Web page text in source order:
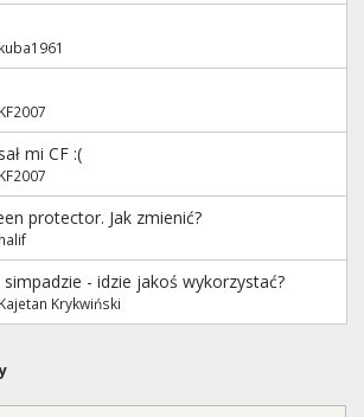
kuba1961
KF2007
mi CF :(
KF2007
protector. Jak zmienić?
halif
- idzie jakoś wykorzystać?
Kajetan Krykwiński